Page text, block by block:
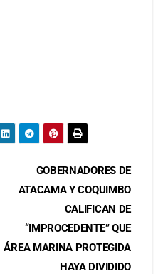
GOBERNADORES DE
ATACAMA Y COQUIMBO
CALIFICAN DE
“IMPROCEDENTE” QUE
ÁREA MARINA PROTEGIDA
HAYA DIVIDIDO